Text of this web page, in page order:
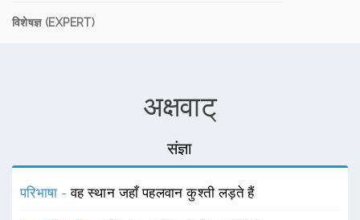
विशेषज्ञ (EXPERT)
अक्षवाट्
संज्ञा
परिभाषा -वह स्थान जहाँ पहलवान कुश्ती लड़ते हैं